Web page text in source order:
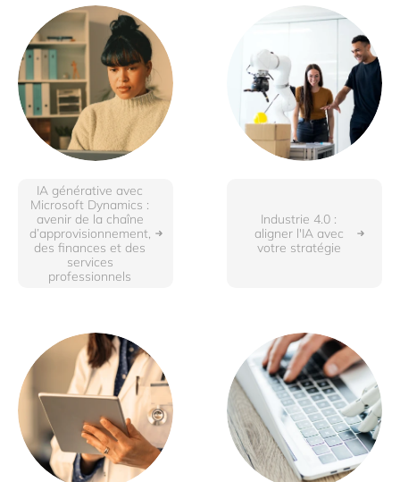
IA générative avec
Microsoft Dynamics :
avenir de la chaîne
d’approvisionnement,
des finances et des
services
professionnels
Industrie 4.0 :
aligner l'IA avec
votre stratégie